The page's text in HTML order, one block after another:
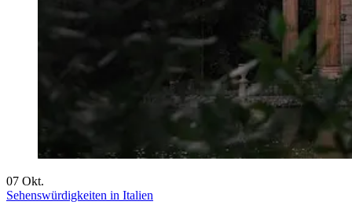
07 Okt.
Sehenswürdigkeiten in Italien